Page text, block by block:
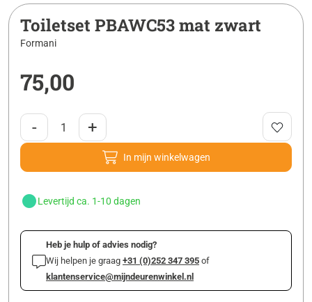
Toiletset PBAWC53 mat zwart
Formani
75,00
- +
In mijn winkelwagen
Levertijd ca. 1-10 dagen
Heb je hulp of advies nodig?
Wij helpen je graag +31 (0)252 347 395 of
klantenservice@mijndeurenwinkel.nl